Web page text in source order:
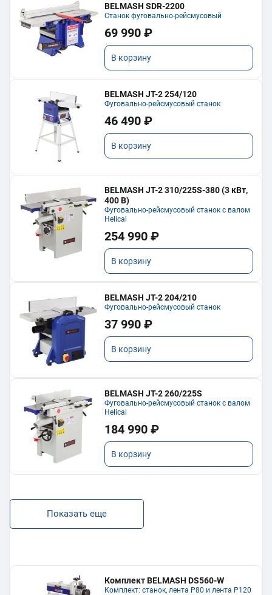
BELMASH SDR-2200
Станок фуговально-рейсмусовый
69 990 ₽
В корзину
BELMASH JT-2 254/120
Фуговально-рейсмусовый станок
46 490 ₽
В корзину
BELMASH JT-2 310/225S-380 (3 кВт,
400 В)
Фуговально-рейсмусовый станок с валом
Helical
254 990 ₽
В корзину
BELMASH JT-2 204/210
Фуговально-рейсмусовый станок
37 990 ₽
В корзину
BELMASH JT-2 260/225S
Фуговально-рейсмусовый станок с валом
Helical
184 990 ₽
В корзину
Показать еще
Комплект BELMASH DS560-W
Комплект: станок, лента P80 и лента P120